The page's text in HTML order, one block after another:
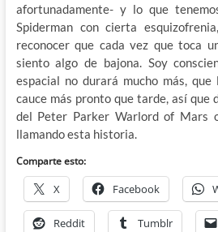
afortunadamente- y lo que
Spiderman con cierta
reconocer que cada vez que toca
siento algo de bajona. Soy
espacial no durará mucho más,
cauce más pronto que tarde, así que
del Peter Parker Warlord of Mars
llamando esta historia.
Comparte esto:
X Facebook
Reddit Tumblr